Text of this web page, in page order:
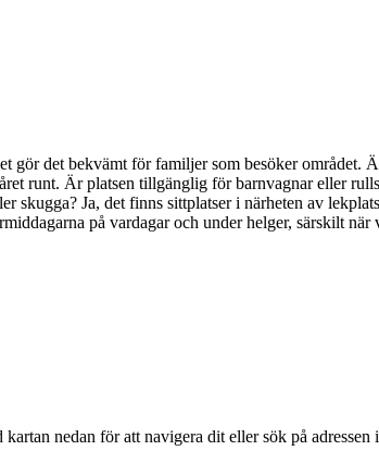
gör det bekvämt för familjer som besöker
runt. Är platsen tillgänglig för barnvagnar eller
skugga? Ja, det finns sittplatser i närheten av
på vardagar och under helger, särskilt när
kartan nedan för att navigera dit eller sök på adressen